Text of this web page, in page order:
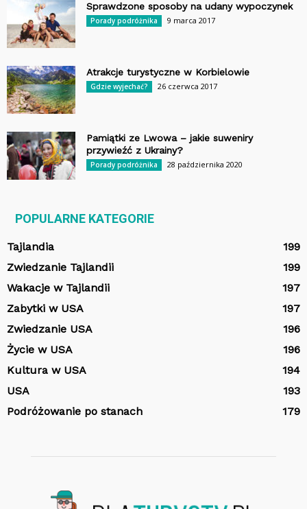
Sprawdzone sposoby na udany wypoczynek
Porady podróżnika 9 marca 2017
Atrakcje turystyczne w Korbielowie
Gdzie wyjechać? 26 czerwca 2017
Pamiątki ze Lwowa – jakie suweniry
przywieźć z Ukrainy?
Porady podróżnika 28 października 2020
POPULARNE KATEGORIE
Tajlandia
199
Zwiedzanie Tajlandii
199
Wakacje w Tajlandii
197
Zabytki w USA
197
Zwiedzanie USA
196
Życie w USA
196
Kultura w USA
194
USA
193
Podróżowanie po stanach
179